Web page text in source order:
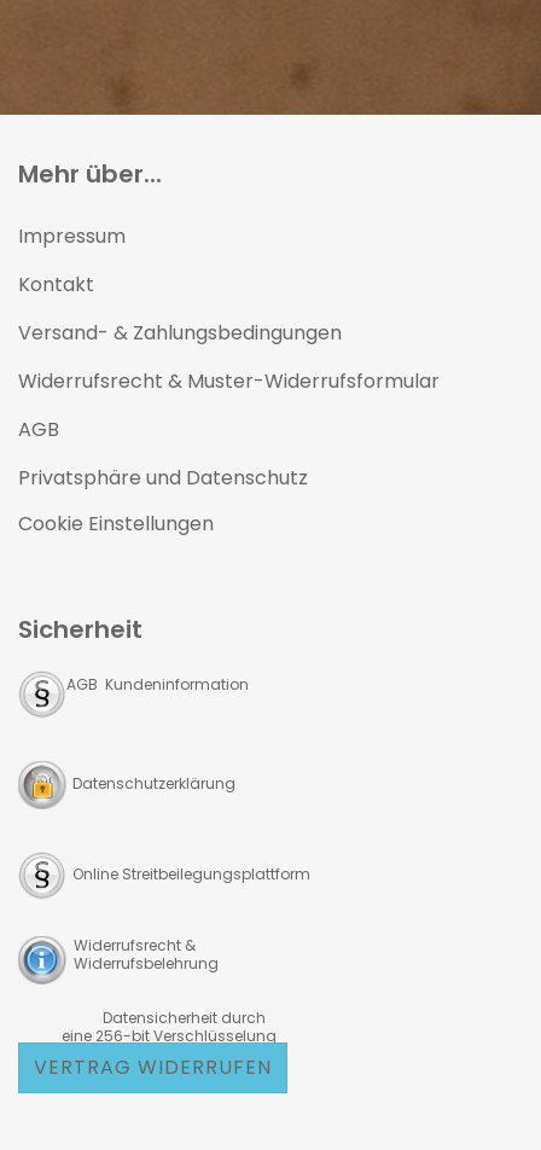
Mehr über...
Impressum
Kontakt
Versand- & Zahlungsbedingungen
Widerrufsrecht & Muster-Widerrufsformular
AGB
Privatsphäre und Datenschutz
Cookie Einstellungen
Sicherheit
AGB Kundeninformation
Datenschutzerklärung
Online Streitbeilegungsplattform
Widerrufsrecht &
Widerrufsbelehrung
Datensicherheit durch
eine 256-bit Verschlüsselung
VERTRAG WIDERRUFEN